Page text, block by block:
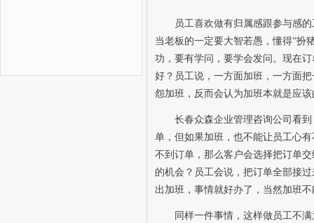
员工喜欢做有归属感跟参与感
当老板的一定要大智若愚，懂得“扮
功，要有学问，要学会发问。现在
好？员工说，一方面加班，一方面
怨加班，反而会认为加班本就是应
长春众森企业管理咨询公司看
单，但如果加班，也不能让员工心
不到订单，那么客户会选择把订单
的机会？员工会说，把订单全部接
出加班，事情就好办了，当然加班
同样一件事情，这样做员工不